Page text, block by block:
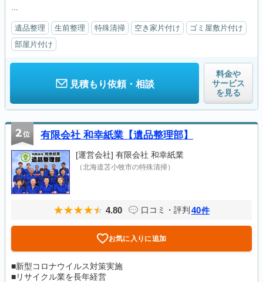
遺品整理 生前整理 特殊清掃 空き家片付け
ゴミ屋敷片付け
部屋片付け
見積もり依頼・相談
料金や
サービス
を見る
2位 有限会社 和幸紙業【遺品整理部】
[運営会社] 有限会社 和幸紙業
（北海道苫小牧市の特殊清掃）
4.80 口コミ・評判 40件
お気に入りに追加
■新型コロナウイルス対策実施
■リサイクル業を長年経営